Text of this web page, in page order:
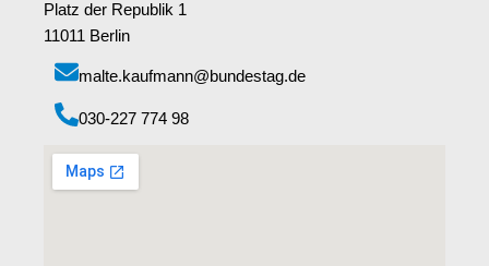
Platz der Republik 1
11011 Berlin
malte.kaufmann@bundestag.de
‭030-227 774 98‬